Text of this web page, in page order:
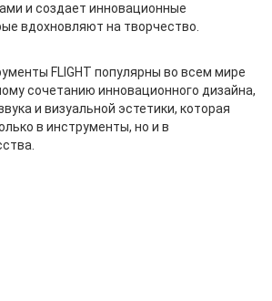
и создает инновационные
вдохновляют на творчество.
FLIGHT популярны во всем мире
сочетанию инновационного дизайна,
и визуальной эстетики, которая
в инструменты, но и в